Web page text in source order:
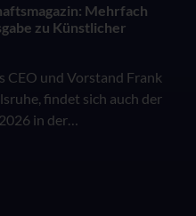
Mehrfach
zu Künstlicher
CEO und Vorstand Frank
findet sich auch der
in der
Original?".